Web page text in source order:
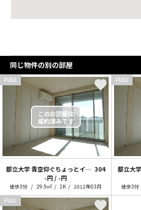
同じ物件の別の部屋
FULL
都立大学 青空仰ぐちょっとイイ部屋 304
-円 / -円
徒歩3分 29.9㎡ 1K 2012年03月
FULL
徒歩3分
FULL